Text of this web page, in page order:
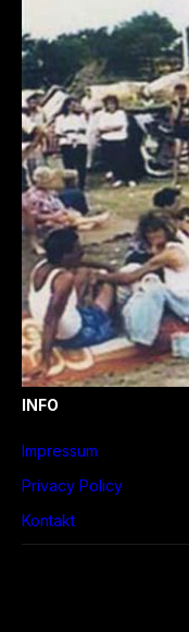
INFO
Impressum
Privacy Policy
Kontakt